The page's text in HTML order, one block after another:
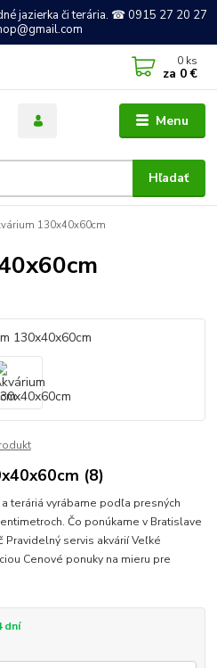
jazierka či terária. ☎ 0915 27 20 27
Menu
Hľadať
0 ks
za 0 €
130x40x60cm
(8)
teráriá vyrábame podľa presných
Čo ponúkame v Bratislave
Pravidelný servis akvárií Veľké
Cenové ponuky na mieru pre
dní